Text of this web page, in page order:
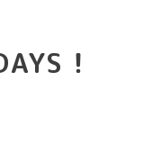
！